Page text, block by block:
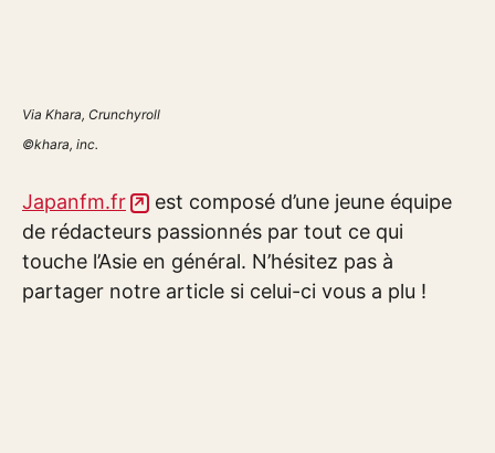
Via Khara, Crunchyroll
©khara, inc.
Japanfm.fr
est composé d’une jeune équipe
de rédacteurs passionnés par tout ce qui
touche l’Asie en général. N’hésitez pas à
partager notre article si celui-ci vous a plu !